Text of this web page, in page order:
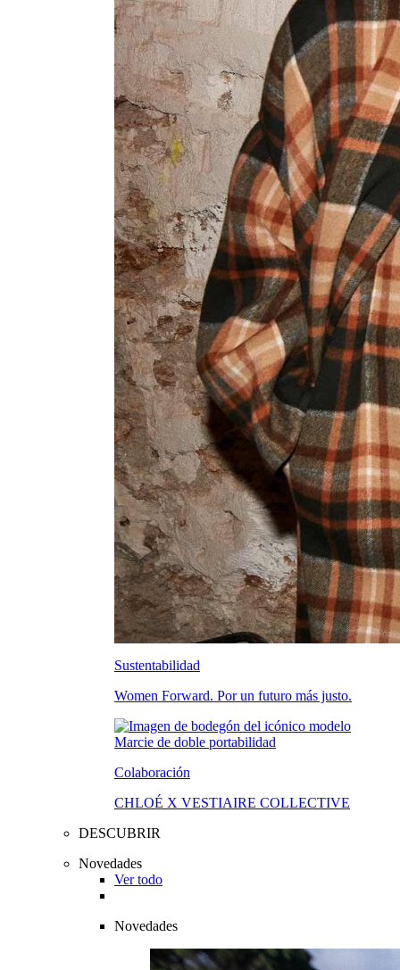
Sustentabilidad
Women Forward. Por un futuro más justo.
Colaboración
CHLOÉ X VESTIAIRE COLLECTIVE
DESCUBRIR
Novedades
Ver todo
Novedades